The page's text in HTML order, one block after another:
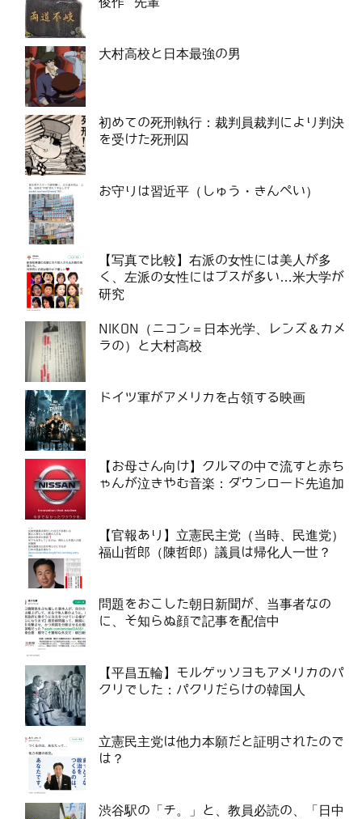
大村高校と日本最強の男
初めての死刑執行：裁判員裁判により判決
を受けた死刑囚
お守りは習近平（しゅう・きんぺい）
【写真で比較】右派の女性には美人が多
く、左派の女性にはブスが多い…米大学が
研究
NIKON（ニコン＝日本光学、レンズ＆カメ
ラの）と大村高校
ドイツ軍がアメリカを占領する映画
【お母さん向け】クルマの中で流すと赤ち
ゃんが泣きやむ音楽：ダウンロード先追加
【官報あり】立憲民主党（当時、民進党）
福山哲郎（陳哲郎）議員は帰化人一世？
問題をおこした朝日新聞が、当事者なの
に、そ知らぬ顔で記事を配信中
【平昌五輪】モルゲッソヨもアメリカのパ
クリでした：パクリだらけの韓国人
立憲民主党は他力本願だと証明されたので
は？
渋谷駅の「チ。」と、教員必読の、「日中